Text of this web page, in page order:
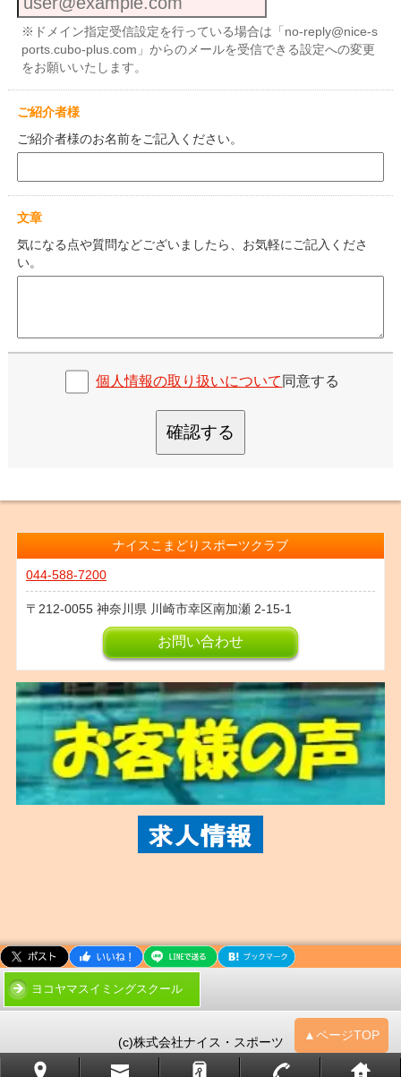
※ドメイン指定受信設定を行っている場合は「no-reply@nice-s
ports.cubo-plus.com」からのメールを受信できる設定への変更
をお願いいたします。
ご紹介者様
ご紹介者様のお名前をご記入ください。
文章
気になる点や質問などございましたら、お気軽にご記入くださ
い。
個人情報の取り扱いについて 同意する
確認する
ナイスこまどりスポーツクラブ
044-588-7200
212-0055 神奈川県 川崎市幸区南加瀬 2-15-1
お問い合わせ
▲ページTOP
ヨコヤマスイミングスクール
(c)株式会社ナイス・スポーツ